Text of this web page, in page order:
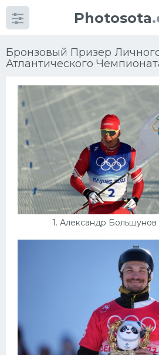
Photosota
Бронзовый Призер
Атлантического
1. Александр
КатегорииФото
Много картинок...
Футбол
Баскетбол
Хоккей
Интерьеры квартир